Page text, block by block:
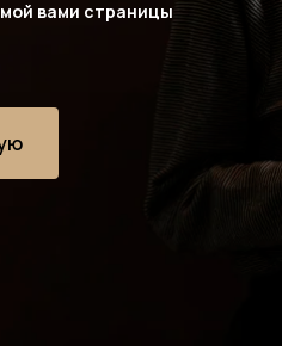
вами страницы